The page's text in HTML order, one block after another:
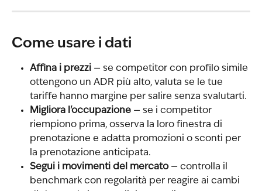
Come usare i dati
Affina i prezzi — se competitor con profilo simile
ottengono un ADR più alto, valuta se le tue
tariffe hanno margine per salire senza svalutarti.
Migliora l'occupazione — se i competitor
riempiono prima, osserva la loro finestra di
prenotazione e adatta promozioni o sconti per
la prenotazione anticipata.
Segui i movimenti del mercato — controlla il
benchmark con regolarità per reagire ai cambi